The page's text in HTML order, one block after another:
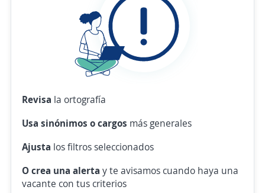
Revisa la ortografía
Usa sinónimos o cargos más generales
Ajusta los filtros seleccionados
O crea una alerta y te avisamos cuando haya una
vacante con tus criterios